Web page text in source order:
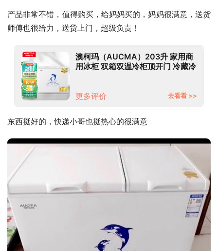
产品非常不错，值得购买，给妈妈买的，妈妈很满意，送货
师傅也很给力，送货上门，超级负责！
澳柯玛（AUCMA）203升 家用商
用冰柜 双箱双温冷柜顶开门 冷藏冷
更多评价 去看看 >>
东西挺好的，快递小哥也挺热心的很满意